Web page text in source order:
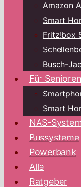
Amazon
Smart
Fritz!box
Busch-
Für Senioren
Smart
NAS-System
Bussysteme
Powerbank
Alle
Ratgeber